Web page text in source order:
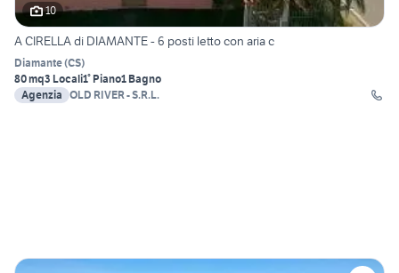
10
A CIRELLA di DIAMANTE - 6 posti letto con aria c
Diamante(CS)
80 mq3 Locali1° Piano1 Bagno
Agenzia OLD RIVER - S.R.L.